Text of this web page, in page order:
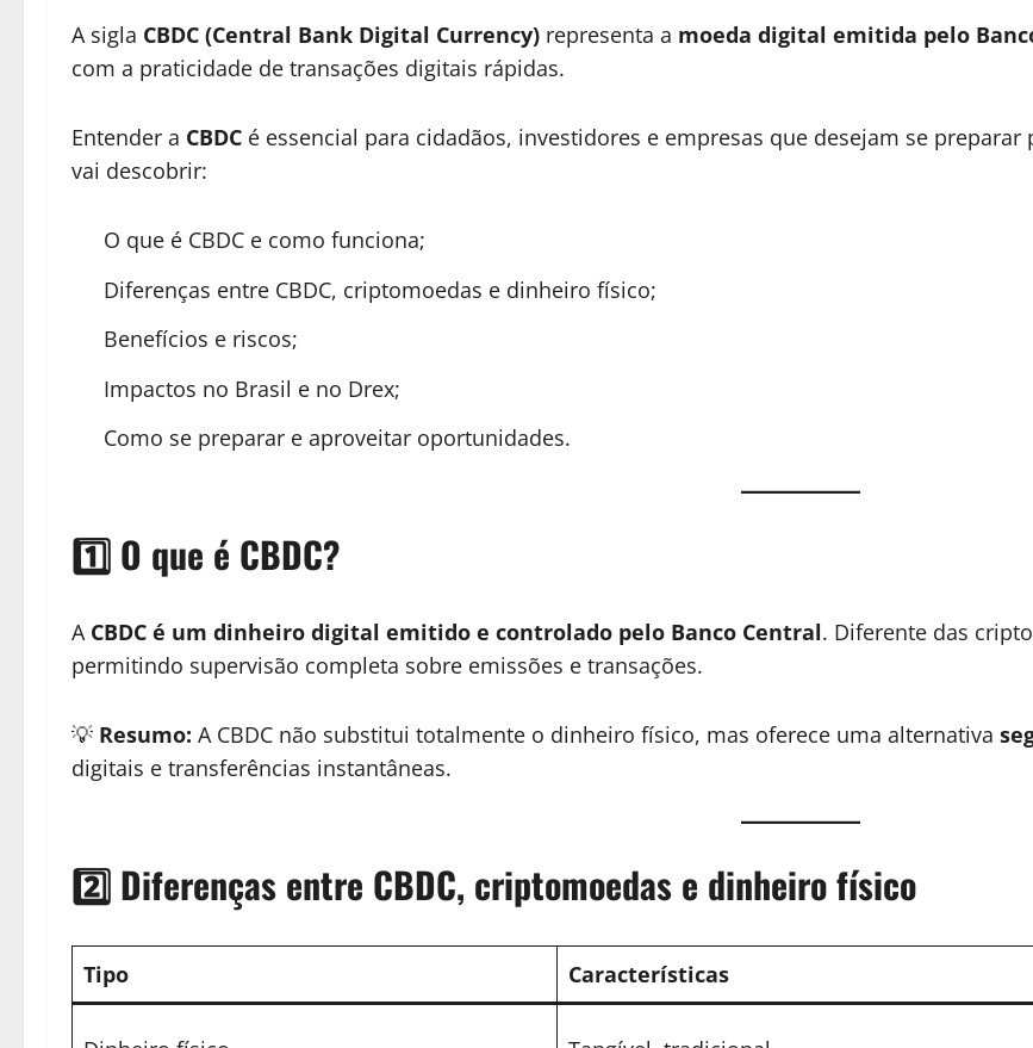
A sigla CBDC (Central Bank Digital Currency) representa a moeda digital emitida pelo
com a praticidade de transações digitais rápidas.
Entender a CBDC é essencial para cidadãos, investidores e empresas que desejam se
vai descobrir:
O que é CBDC e como funciona;
Diferenças entre CBDC, criptomoedas e dinheiro físico;
Benefícios e riscos;
Impactos no Brasil e no Drex;
Como se preparar e aproveitar oportunidades.
1️⃣ O que é CBDC?
A CBDC é um dinheiro digital emitido e controlado pelo Banco Central. Diferente das
permitindo supervisão completa sobre emissões e transações.
💡 Resumo: A CBDC não substitui totalmente o dinheiro físico, mas oferece uma alternativa
digitais e transferências instantâneas.
2️⃣ Diferenças entre CBDC, criptomoedas e dinheiro físico
Tipo Características